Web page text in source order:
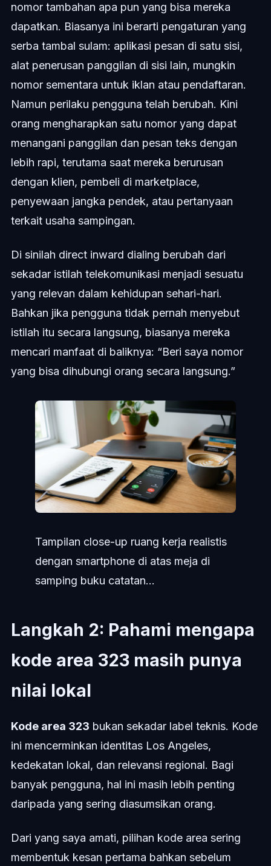
nomor tambahan apa pun yang bisa mereka
dapatkan. Biasanya ini berarti pengaturan yang
serba tambal sulam: aplikasi pesan di satu sisi,
alat penerusan panggilan di sisi lain, mungkin
nomor sementara untuk iklan atau pendaftaran.
Namun perilaku pengguna telah berubah. Kini
orang mengharapkan satu nomor yang dapat
menangani panggilan dan pesan teks dengan
lebih rapi, terutama saat mereka berurusan
dengan klien, pembeli di marketplace,
penyewaan jangka pendek, atau pertanyaan
terkait usaha sampingan.
Di sinilah direct inward dialing berubah dari
sekadar istilah telekomunikasi menjadi sesuatu
yang relevan dalam kehidupan sehari-hari.
Bahkan jika pengguna tidak pernah menyebut
istilah itu secara langsung, biasanya mereka
mencari manfaat di baliknya: “Beri saya nomor
yang bisa dihubungi orang secara langsung.”
Tampilan close-up ruang kerja realistis
dengan smartphone di atas meja di
samping buku catatan...
Langkah 2: Pahami mengapa
kode area 323 masih punya
nilai lokal
Kode area 323 bukan sekadar label teknis. Kode
ini mencerminkan identitas Los Angeles,
kedekatan lokal, dan relevansi regional. Bagi
banyak pengguna, hal ini masih lebih penting
daripada yang sering diasumsikan orang.
Dari yang saya amati, pilihan kode area sering
membentuk kesan pertama bahkan sebelum